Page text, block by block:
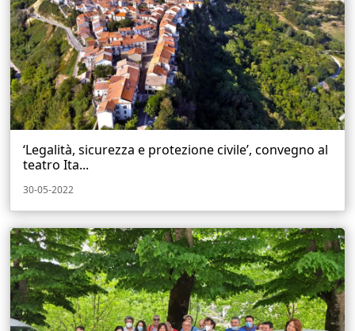
‘Legalità, sicurezza e protezione civile’, convegno al
teatro Ita...
30-05-2022